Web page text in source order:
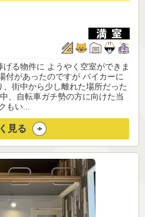
る物件に ようやく空室ができま
付があったのですが バイカーに
街中から少し離れた場所だった
、自転車ガチ勢の方に向けた当
もい...
見る